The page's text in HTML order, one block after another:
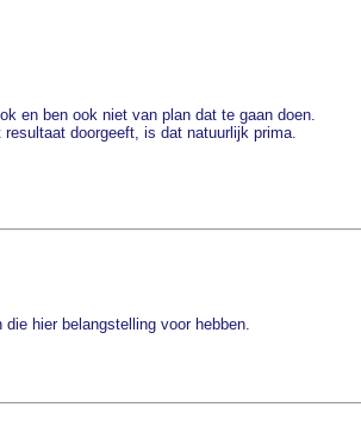
en ben ook niet van plan dat te gaan doen.
doorgeeft, is dat natuurlijk prima.
hier belangstelling voor hebben.